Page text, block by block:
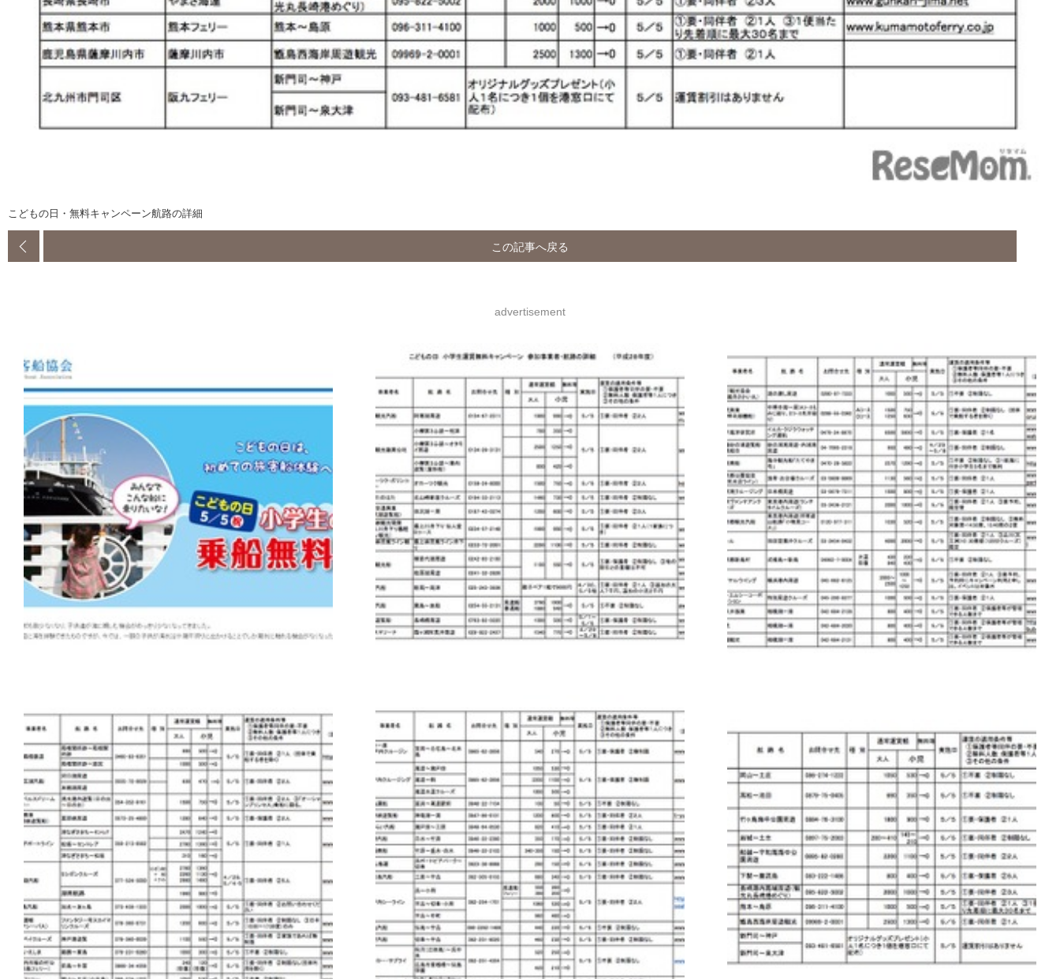
こどもの日・無料キャンペーン航路の詳細
この記事へ戻る
advertisement